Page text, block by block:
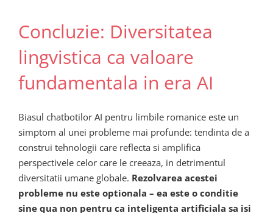
Concluzie: Diversitatea
lingvistica ca valoare
fundamentala in era AI
Biasul chatbotilor AI pentru limbile romanice este un
simptom al unei probleme mai profunde: tendinta de a
construi tehnologii care reflecta si amplifica
perspectivele celor care le creeaza, in detrimentul
diversitatii umane globale. Rezolvarea acestei
probleme nu este optionala – ea este o conditie
sine qua non pentru ca inteligenta artificiala sa isi